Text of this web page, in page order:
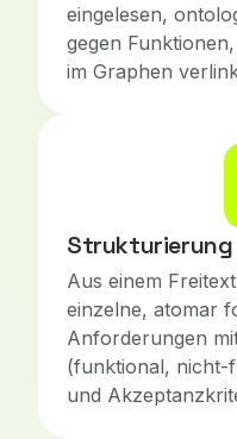
eingelesen,
gegen
im Graphen
Aus einem
einzelne, atomar
Anforderungen
(funktional, nicht-
und